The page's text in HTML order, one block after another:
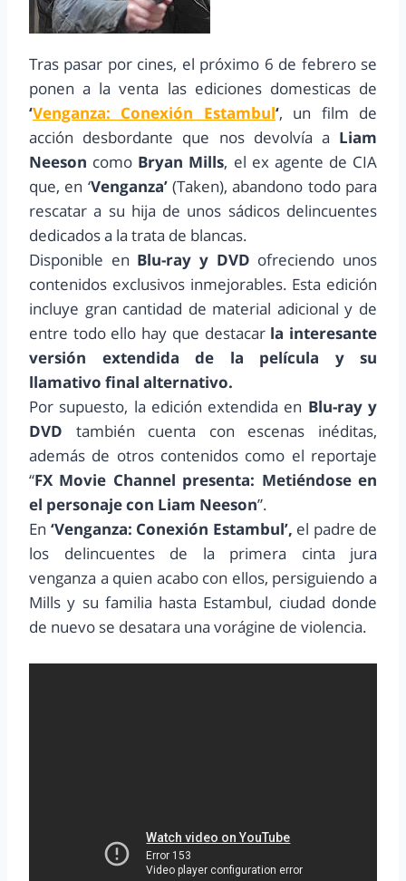
Tras pasar por cines, el próximo 6 de febrero se
ponen a la venta las ediciones domesticas de
‘Venganza: Conexión Estambul‘, un film de
acción desbordante que nos devolvía a Liam
Neeson como Bryan Mills, el ex agente de CIA
que, en ‘Venganza’(Taken), abandono todo para
rescatar a su hija de unos sádicos delincuentes
dedicados a la trata de blancas.
Disponible en Blu-ray y DVD ofreciendo unos
contenidos exclusivos inmejorables. Esta edición
incluye gran cantidad de material adicional y de
entre todo ello hay que destacar la interesante
versión extendida de la película y su
llamativo final alternativo.
Por supuesto, la edición extendida en Blu-ray y
DVD también cuenta con escenas inéditas,
además de otros contenidos como el reportaje
“FX Movie Channel presenta: Metiéndose en
el personaje con Liam Neeson”.
En ‘Venganza: Conexión Estambul’, el padre de
los delincuentes de la primera cinta jura
venganza a quien acabo con ellos, persiguiendo a
Mills y su familia hasta Estambul, ciudad donde
de nuevo se desatara una vorágine de violencia.